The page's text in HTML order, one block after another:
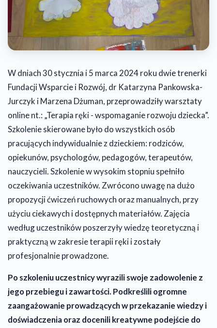
W dniach 30 stycznia i 5 marca 2024 roku dwie trenerki
Fundacji Wsparcie i Rozwój, dr Katarzyna Pankowska-
Jurczyk i Marzena Dżuman, przeprowadziły warsztaty
online nt.: „Terapia ręki - wspomaganie rozwoju dziecka”.
Szkolenie skierowane było do wszystkich osób
pracujących indywidualnie z dzieckiem: rodziców,
opiekunów, psychologów, pedagogów, terapeutów,
nauczycieli. Szkolenie w wysokim stopniu spełniło
oczekiwania uczestników. Zwrócono uwagę na dużo
propozycji ćwiczeń ruchowych oraz manualnych, przy
użyciu ciekawych i dostępnych materiałów. Zajęcia
według uczestników poszerzyły wiedzę teoretyczną i
praktyczną w zakresie terapii ręki i zostały
profesjonalnie prowadzone.
Po szkoleniu uczestnicy wyrazili swoje zadowolenie z
jego przebiegu i zawartości. Podkreślili ogromne
zaangażowanie prowadzących w przekazanie wiedzy i
doświadczenia oraz docenili kreatywne podejście do